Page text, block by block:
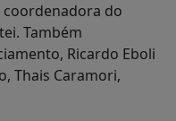
coordenadora do
Também
Ricardo Eboli
Thais Caramori,